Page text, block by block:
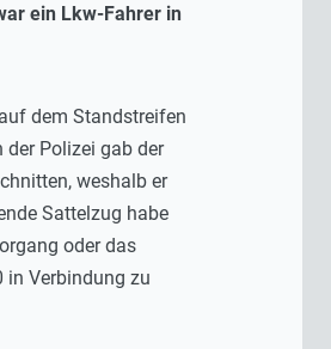
ein Lkw-Fahrer in
dem Standstreifen
der Polizei gab der
weshalb er
Sattelzug habe
oder das
in Verbindung zu